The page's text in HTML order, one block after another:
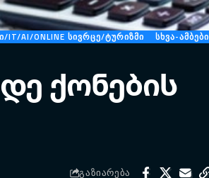
AI/ONLINE ᲡᲘᲕᲠᲪᲔ/ᲢᲣᲠᲘᲖᲛᲘ
ᲡᲮᲕᲐ-ᲐᲛᲑᲔᲑᲘ
ქონების
ᲒᲐᲖᲘᲐᲠᲔᲑᲐ